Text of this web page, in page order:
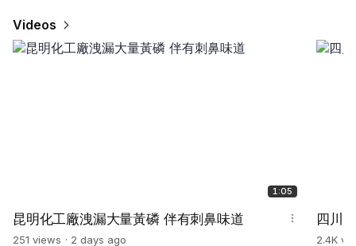
Videos
1:05
昆明化工廠洩漏大量黃磷 伴有刺鼻味道
251 views 2 days ago
四川
2.4K